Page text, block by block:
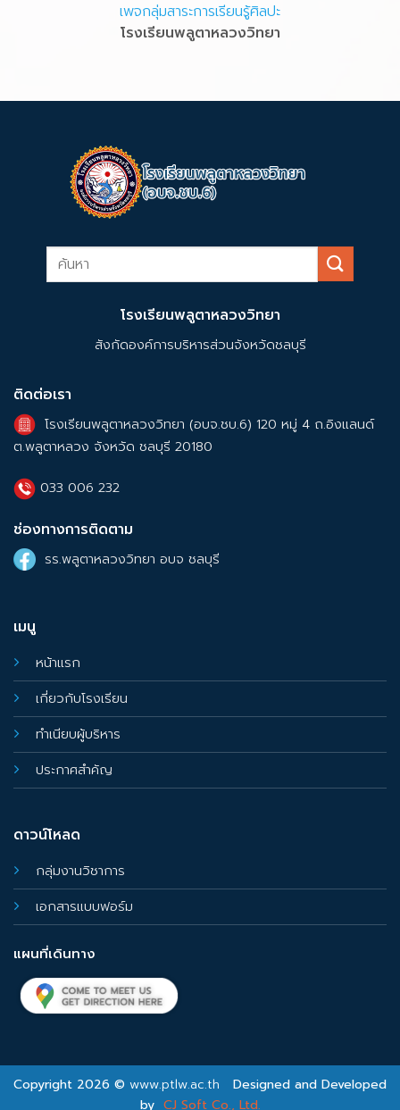
เพจกลุ่มสาระการเรียนรู้ศิลปะ
โรงเรียนพลูตาหลวงวิทยา
โรงเรียนพลูตาหลวงวิทยา
สังกัดองค์การบริหารส่วนจังหวัดชลบุรี
เมนู
หน้าแรก
เกี่ยวกับโรงเรียน
ทำเนียบผู้บริหาร
ประกาศสำคัญ
ดาวน์โหลด
กลุ่มงานวิชาการ
เอกสารแบบฟอร์ม
แผนที่เดินทาง
ติดต่อเรา
โรงเรียนพลูตาหลวงวิทยา (อบจ.ชบ.6) 120 หมู่ 4 ถ.อิงแลนด์
ต.พลูตาหลวง จังหวัด ชลบุรี 20180
033 006 232
ช่องทางการติดตาม
รร.พลูตาหลวงวิทยา อบจ ชลบุรี
Copyright 2026 © www.ptlw.ac.th Designed and Developed
by CJ Soft Co., Ltd.